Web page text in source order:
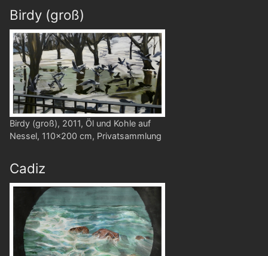
Birdy (groß)
Birdy (groß), 2011, Öl und Kohle auf
Nessel, 110x200 cm, Privatsammlung
Cadiz